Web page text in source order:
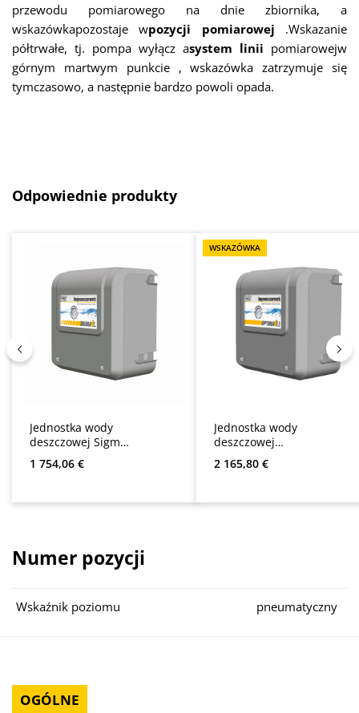
przewodu pomiarowego na dnie zbiornika, a
wskazówkapozostajewpozycji pomiarowej .Wskazanie
półtrwałe, tj. pompa wyłącz asystem linii pomiarowejw
górnym martwym punkcie , wskazówka zatrzymuje się
tymczasowo, a następnie bardzo powoli opada.
Pomiń galerię produktów
Odpowiednie produkty
Jednostka wody
deszczowej Sigma
3
Cena regularna:
1 754,06 €
WSKAZÓWKA
Jednostka wody
deszczowej
Optima 4
Cena regularna:
2 165,80 €
Numer pozycji
Wskaźnik poziomu pneumatyczny
OGÓLNE